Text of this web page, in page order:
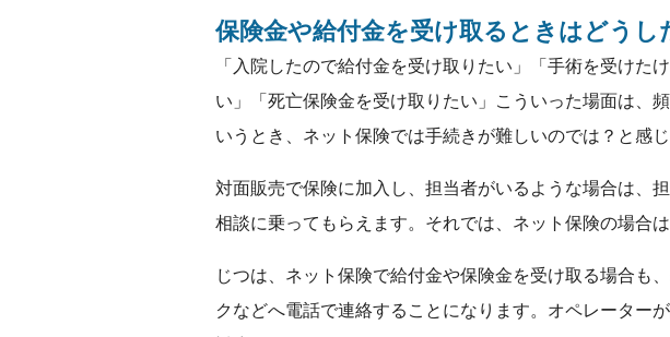
保険金や給付金を受け取るときはどうし
「入院したので給付金を受け取りたい」「手術を受けた
い」「死亡保険金を受け取りたい」こういった場面は、
いうとき、ネット保険では手続きが難しいのでは？と感
対面販売で保険に加入し、担当者がいるような場合は、
相談に乗ってもらえます。それでは、ネット保険の場合
じつは、ネット保険で給付金や保険金を受け取る場合も
クなどへ電話で連絡することになります。オペレーター